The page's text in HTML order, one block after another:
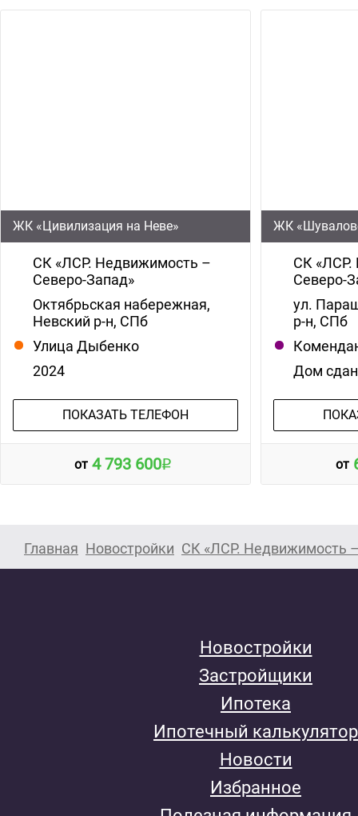
ЖК «Цивилизация на Неве»
СК «ЛСР. Недвижимость –
Северо-Запад»
Октябрьская набережная,
Невский р-н, СПб
Улица Дыбенко
2024
ПОКАЗАТЬ ТЕЛЕФОН
от 4 793 600
ЖК
СК «ЛСР.
Северо-
ул.
р-н, СПб
Дом сдан
от
Главная Новостройки СК «ЛСР. Недвижимость
Новостройки
Застройщики
Ипотека
Ипотечный калькулятор
Новости
Избранное